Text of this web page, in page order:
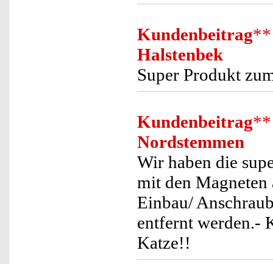
Kundenbeitrag**
Halstenbek
Super Produkt
Kundenbeitrag**
Nordstemmen
Wir haben die
mit den
Einbau/
entfernt werden.-
Katze!!